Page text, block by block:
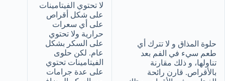
حلوة المذاق و لا تترك أي
طعم سيء في الفم بعد
تناولها، و ذلك مقارنة
بالأقراص. قارن رائحة
لا تحتوي الفيتامينات
على شكل أقراص
على أي سعرات
حرارية ولا تحتوي
على السكر بشكل
عام. لكن حلوى
الفيتامينات تحتوي
على عدة جرامات